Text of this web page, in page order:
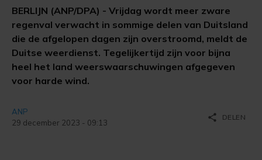
BERLIJN (ANP/DPA) - Vrijdag wordt meer zware
regenval verwacht in sommige delen van Duitsland
die de afgelopen dagen zijn overstroomd, meldt de
Duitse weerdienst. Tegelijkertijd zijn voor bijna
heel het land weerswaarschuwingen afgegeven
voor harde wind.
ANP
29 december 2023 - 09:13
share DELEN